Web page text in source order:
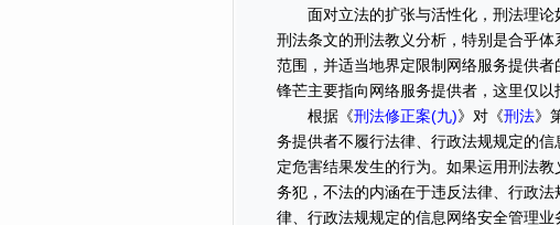
面对立法的扩张与活性化，刑法理论
刑法条文的刑法教义分析，特别是合乎
范围，并适当地界定限制网络服务提供
锋芒主要指向网络服务提供者，这里仅以
根据《刑法修正案(九)》对《刑法》
务提供者不履行法律、行政法规规定的
定危害结果发生的行为。如果运用刑法
务犯，不法的内涵在于违反法律、行政
律、行政法规规定的信息网络安全管理